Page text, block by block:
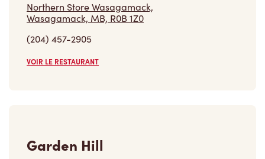
Northern Store Wasagamack,
Wasagamack, MB, R0B 1Z0
(204) 457-2905
VOIR LE RESTAURANT
Garden Hill